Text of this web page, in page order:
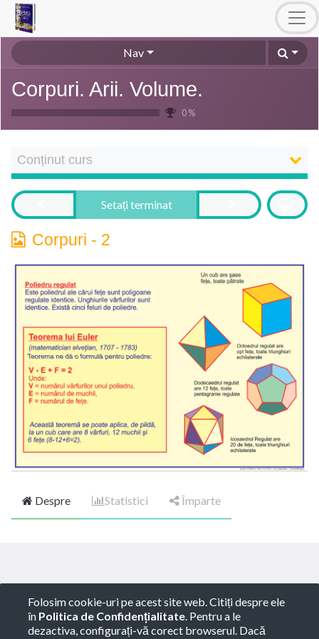
Nav
Corpuri. Arii. Volume.
0 %
Conținut curs
Corpuri - 2
Setați terminat
Despre Statistici Împarte
Folosim cookie-uri pe acest site web. Citiți despre ele
în Politica de Confidențialitate. Pentru a le
dezactiva, configurați-vă corect browserul. Dacă
Copyright © ROTARY GLOBART SRL -Termeni de
utilizare-Politica de Confidențialitate -Consultanță
juridică